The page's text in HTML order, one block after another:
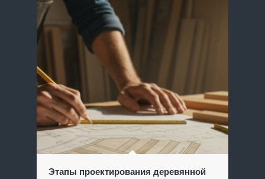
Этапы проектирования деревянной